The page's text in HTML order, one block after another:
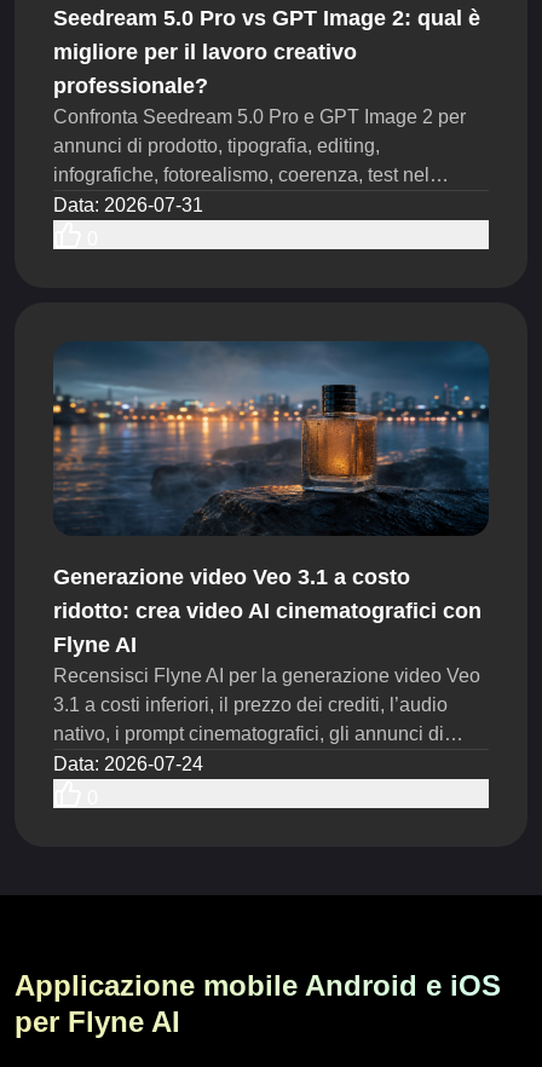
Seedream 5.0 Pro vs GPT Image 2: qual è
migliore per il lavoro creativo
professionale?
Confronta Seedream 5.0 Pro e GPT Image 2 per
annunci di prodotto, tipografia, editing,
infografiche, fotorealismo, coerenza, test nel
browser e flussi di lavoro API oggi.
Data: 2026-07-31
Generazione video Veo 3.1 a costo
ridotto: crea video AI cinematografici con
Flyne AI
Recensisci Flyne AI per la generazione video Veo
3.1 a costi inferiori, il prezzo dei crediti, l’audio
nativo, i prompt cinematografici, gli annunci di
prodotto, i test del modello e i passaggi per
Data: 2026-07-24
Applicazione mobile Android e iOS
per Flyne AI